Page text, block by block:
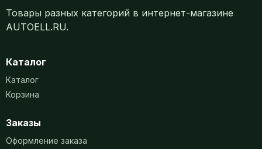
Товары разных категорий в интернет-магазине
AUTOELL.RU.
Каталог
Каталог
Корзина
Заказы
Оформление заказа